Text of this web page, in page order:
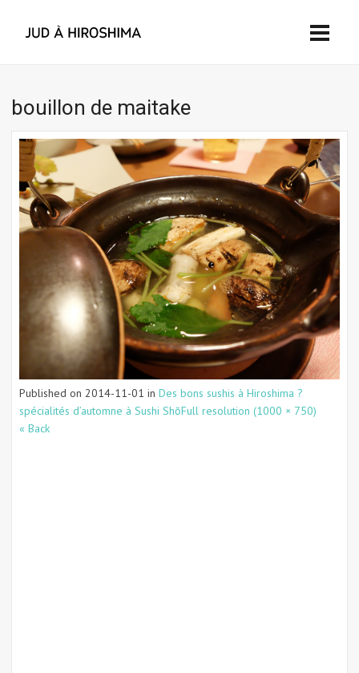
bouillon de maitake
Published on 2014-11-01 in Des bons sushis à Hiroshima ?
spécialités d’automne à Sushi ShōFull resolution (1000 × 750)
« Back